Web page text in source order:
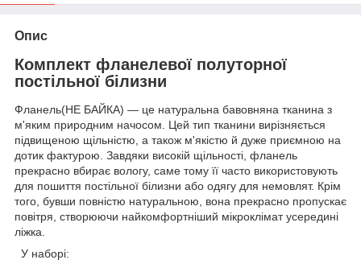
Опис
Комплект фланелевої полуторної
постільної білизни
Фланель(НЕ БАЙКА) — це натуральна бавовняна тканина з
м'яким природним начосом. Цей тип тканини вирізняється
підвищеною щільністю, а також м'якістю й дуже приємною на
дотик фактурою. Завдяки високій щільності, фланель
прекрасно вбирає вологу, саме тому її часто використовують
для пошиття постільної білизни або одягу для немовлят. Крім
того, бувши повністю натуральною, вона прекрасно пропускає
повітря, створюючи найкомфортніший мікроклімат усередині
ліжка.
У наборі: